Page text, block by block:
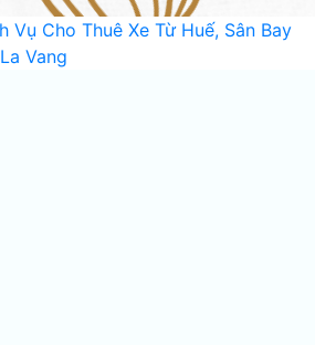
Vụ Cho Thuê Xe Từ Huế, Sân Bay
Vang